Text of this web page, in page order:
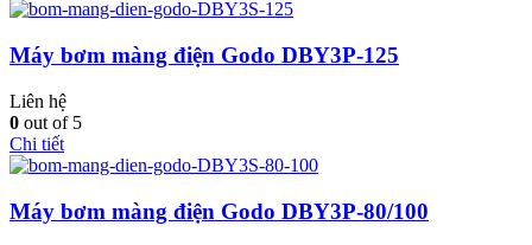
Máy bơm màng điện Godo DBY3P-125
Liên hệ
0 out of 5
Chi tiết
Máy bơm màng điện Godo DBY3P-80/100